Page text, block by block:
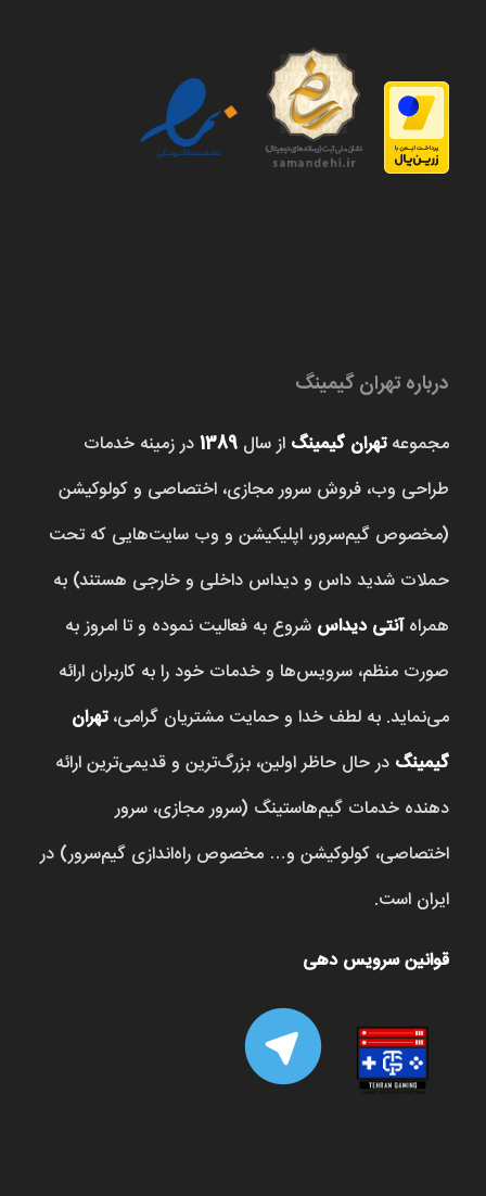
درباره تهران گیمینگ
مجموعهتهران گیمینگ از سال 1389در زمینه خدمات
طراحی وب، فروش‌ سرور مجازی، اختصاصی و کولوکیشن
(مخصوص گیم‌سرور، اپلیکیشن و وب سایت‌هایی که تحت
حملات شدید داس و دیداس داخلی و خارجی هستند) به
همراهآنتی دیداس شروع به فعالیت نموده و تا امروز به
صورت منظم، سرویس‌ها و خدمات خود را به کاربران ارائه
می‌نماید. به لطف خدا و حمایت مشتریان گرامی،تهران
گیمینگ در حال حاظر اولین، بزرگ‌ترین و قدیمی‌ترین ارائه
دهنده خدمات گیم‌هاستینگ (سرور مجازی، سرور
اختصاصی، کولوکیشن و… مخصوص راه‌اندازی گیم‌سرور) در
ایران است.
قوانین سرویس دهی